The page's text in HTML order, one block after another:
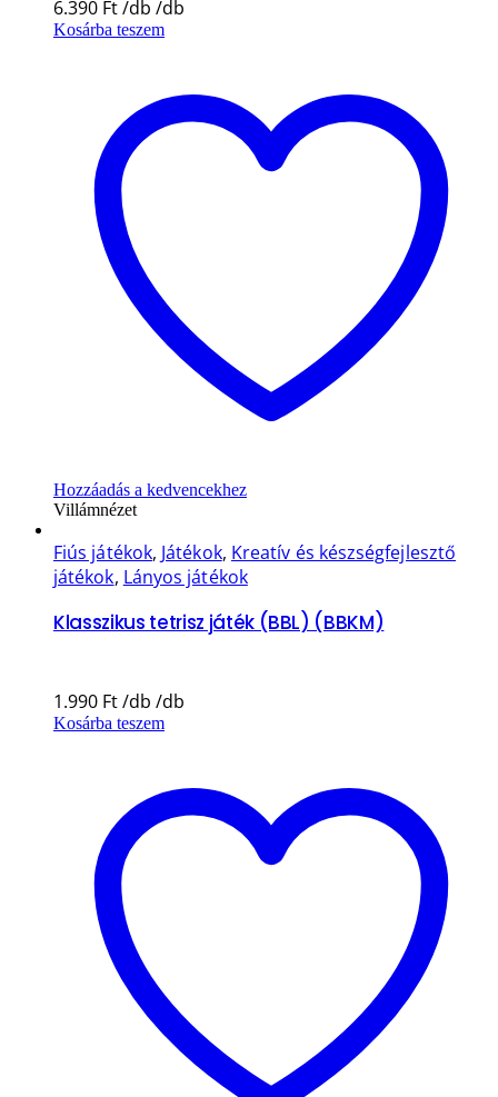
6.390 Ft
Kosárba teszem
Hozzáadás a kedvencekhez
Villámnézet
Fiús játékok, Játékok, Kreatív és készségfejlesztő
játékok, Lányos játékok
Klasszikus tetrisz játék (BBL) (BBKM)
1.990 Ft
Kosárba teszem